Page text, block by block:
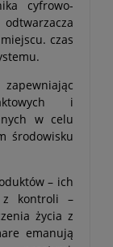
cyfrowo-
czas
i
w celu
środowisku
– ich
z kontroli –
życia z
emanują